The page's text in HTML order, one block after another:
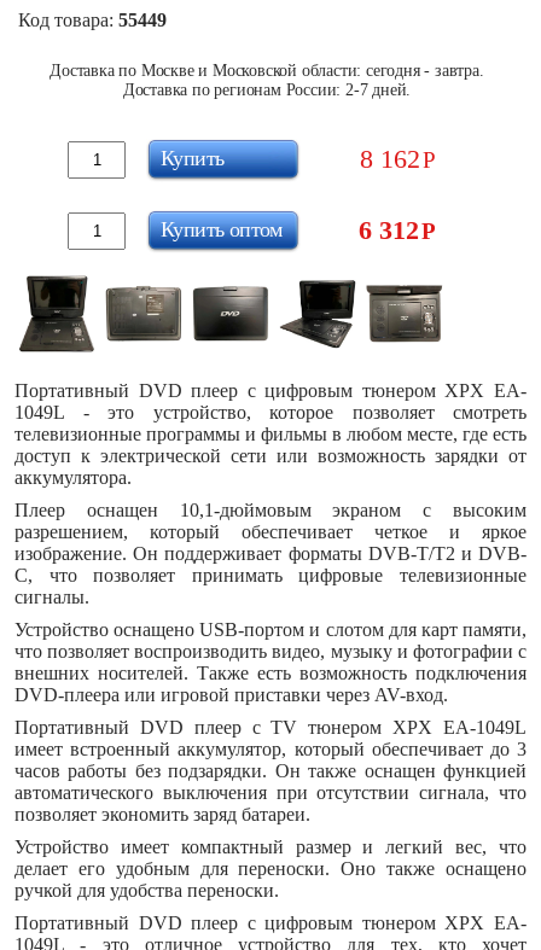
Код товара: 55449
Доставка по Москве и Московской области: сегодня - завтра.
Доставка по регионам России: 2-7 дней.
8 162Р
Купить
6 312Р
Купить оптом
Портативный DVD плеер c цифровым тюнером XPX EA-
1049L - это устройство, которое позволяет смотреть
телевизионные программы и фильмы в любом месте, где есть
доступ к электрической сети или возможность зарядки от
аккумулятора.
Плеер оснащен 10,1-дюймовым экраном с высоким
разрешением, который обеспечивает четкое и яркое
изображение. Он поддерживает форматы DVB-T/T2 и DVB-
C, что позволяет принимать цифровые телевизионные
сигналы.
Устройство оснащено USB-портом и слотом для карт памяти,
что позволяет воспроизводить видео, музыку и фотографии с
внешних носителей. Также есть возможность подключения
DVD-плеера или игровой приставки через AV-вход.
Портативный DVD плеер c TV тюнером XPX EA-1049L
имеет встроенный аккумулятор, который обеспечивает до 3
часов работы без подзарядки. Он также оснащен функцией
автоматического выключения при отсутствии сигнала, что
позволяет экономить заряд батареи.
Устройство имеет компактный размер и легкий вес, что
делает его удобным для переноски. Оно также оснащено
ручкой для удобства переноски.
Портативный DVD плеер c цифровым тюнером XPX EA-
1049L - это отличное устройство для тех, кто хочет